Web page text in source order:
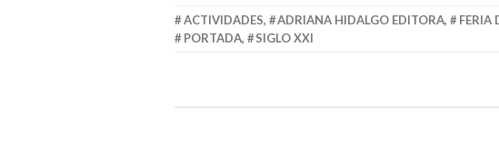
ACTIVIDADES, ADRIANA HIDALGO EDITORA, FERIA
PORTADA, SIGLO XXI